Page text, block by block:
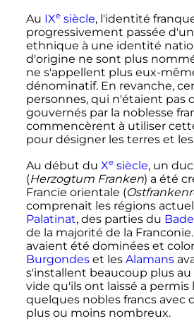
Au IXesiècle, l'identité
progressivement passée
ethnique à une identité
d'origine ne sont plus
ne s'appellent plus eux-
dénominatif. En revanche,
personnes, qui n'étaient pas
gouvernés par la noblesse
commencèrent à utiliser
pour désigner les terres et
Au début du Xesiècle, un
(Herzogtum Franken) a été
Francie orientale (
comprenait les régions
Palatinat, des parties du
de la majorité de la
avaient été dominées et
Burgondeset les Alamans
s'installent beaucoup plus au
vide qu'ils ont laissé a
quelques nobles francs avec
plus ou moins nombreux.